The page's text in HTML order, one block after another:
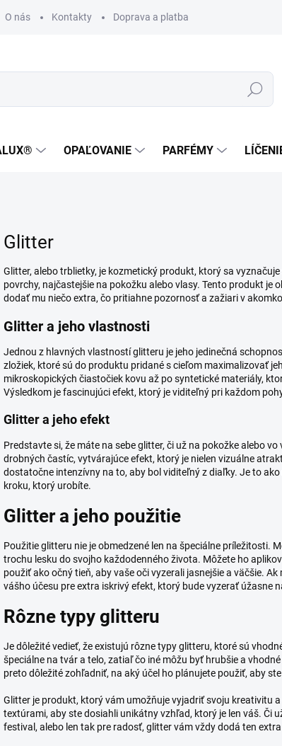
O nás Kontakty Doprava a platba
Hľadať
OPAĽOVANIE PARFÉMY
Glitter
Glitter, alebo trblietky, je kozmetický produkt, ktorý sa
povrchy, najčastejšie na pokožku alebo vlasy. Tento produkt
dodať mu niečo extra, čo pritiahne pozornosť a zažiari v
Glitter a jeho vlastnosti
Jednou z hlavných vlastností glitteru je jeho jedinečná
zložiek, ktoré sú do produktu pridané s cieľom maximalizovať
mikroskopických čiastočiek kovu až po syntetické materiály,
Výsledkom je fascinujúci efekt, ktorý je viditeľný pri každom
Glitter a jeho efekt
Predstavte si, že máte na sebe glitter, či už na pokožke alebo
drobných častíc, vytvárajúce efekt, ktorý je nielen vizuálne
dostatočne intenzívny na to, aby bol viditeľný z diaľky. Je to
kroku, ktorý urobíte.
Glitter a jeho použitie
Použitie glitteru nie je obmedzené len na špeciálne príležitosti.
trochu lesku do svojho každodenného života. Môžete ho
použiť ako očný tieň, aby vaše oči vyzerali jasnejšie a väčšie.
vášho účesu pre extra iskrivý efekt, ktorý bude vyzerať úžasne
Rôzne typy glitteru
Je dôležité vedieť, že existujú rôzne typy glitteru, ktoré sú
špeciálne na tvár a telo, zatiaľ čo iné môžu byť hrubšie a
preto dôležité zohľadniť, na aký účel ho plánujete použiť, aby
Glitter je produkt, ktorý vám umožňuje vyjadriť svoju kreativitu
textúrami, aby ste dosiahli unikátny vzhľad, ktorý je len váš. Či
festival, alebo len tak pre radosť, glitter vám vždy dodá ten